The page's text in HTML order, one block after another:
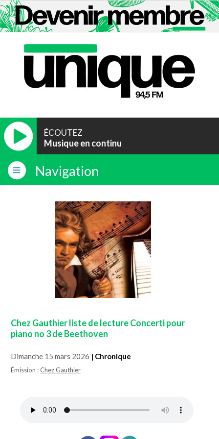
ÉCOUTEZ
Musique en continu
Navigation
Chez Gauthier liste de lecture Concerti pour
piano no 3 de Beethoven
Dimanche 15 mars 2026 | Chronique
Émission :Chez Gauthier